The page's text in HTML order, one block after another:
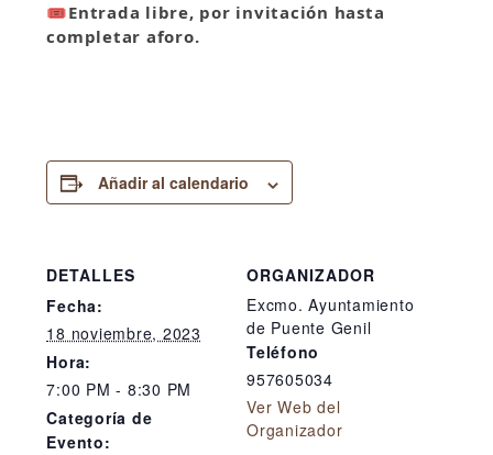
🎟Entrada libre, por invitación hasta
completar aforo.
Añadir al calendario
DETALLES
Fecha:
18 noviembre, 2023
Hora:
7:00 PM - 8:30 PM
Categoría de
Evento:
ORGANIZADOR
Excmo. Ayuntamiento
de Puente Genil
Teléfono
957605034
Ver Web del
Organizador